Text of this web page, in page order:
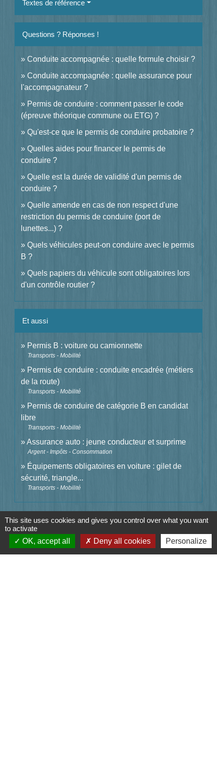
Textes de référence
Questions ? Réponses !
Conduite accompagnée : quelle formule choisir ?
Conduite accompagnée : quelle assurance pour
l'accompagnateur ?
Permis de conduire : comment passer le code
(épreuve théorique commune ou ETG) ?
Qu'est-ce que le permis de conduire probatoire ?
Quelles aides pour financer le permis de
conduire ?
Quelle est la durée de validité d'un permis de
conduire ?
Quelle amende en cas de non respect d'une
restriction du permis de conduire (port de
lunettes...) ?
Quels véhicules peut-on conduire avec le permis
B ?
Quels papiers du véhicule sont obligatoires lors
d'un contrôle routier ?
Et aussi
Permis B : voiture ou camionnette
Transports - Mobilité
Permis de conduire : conduite encadrée (métiers
de la route)
Transports - Mobilité
Permis de conduire de catégorie B en candidat
libre
Transports - Mobilité
Assurance auto : jeune conducteur et surprime
Argent - Impôts - Consommation
Équipements obligatoires en voiture : gilet de
sécurité, triangle...
Transports - Mobilité
Signaler une erreur sur cette page
This site uses cookies and gives you control over what you want
to activate
OK, accept all
Deny all cookies Personalize